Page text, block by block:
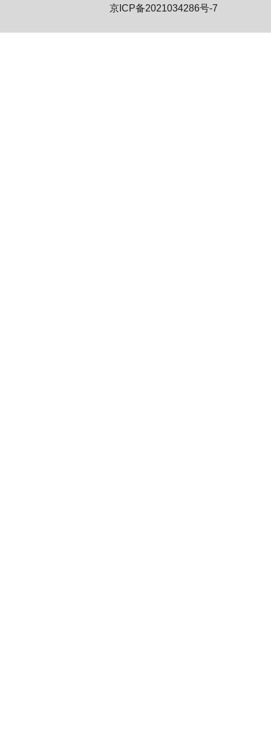
京ICP备2021034286号-7